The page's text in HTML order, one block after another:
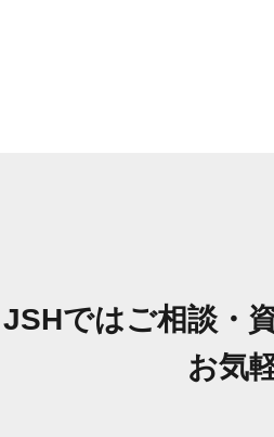
JSHではご相談・
お気